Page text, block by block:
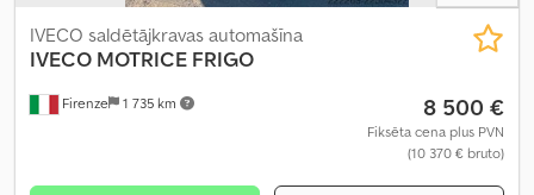
Firenze 1 735 km
IVECO saldētājkravas automašīna
IVECO MOTRICE FRIGO
8 500 €
Fiksēta cena plus PVN
(10 370 € bruto)